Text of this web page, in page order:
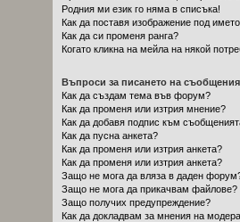
Родния ми език го няма в списъка!
Как да поставя изображение под
Как да си променя ранга?
Когато кликна на мейла на някой
Въпроси за писането на съобщения
Как да създам тема във форум?
Как да променя или изтрия мнение?
Как да добавя подпис към
Как да пусна анкета?
Как да променя или изтрия анкета?
Как да променя или изтрия анкета?
Защо не мога да вляза в даден
Защо не мога да прикачвам файлове?
Защо получих предупреждение?
Как да докладвам за мнения на